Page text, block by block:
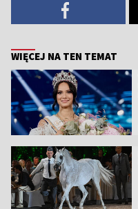
WIĘCEJ NA TEN TEMAT